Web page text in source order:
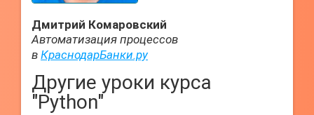
Дмитрий Комаровский
Автоматизация процессов
в КраснодарБанки.ру
Другие уроки курса
"Python"